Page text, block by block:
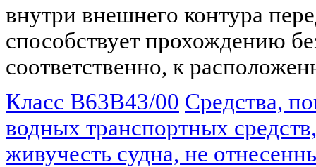
внутри внешнего контура
способствует прохождению
соответственно, к
Класс B63B43/00 Средства,
водных транспортных
живучесть судна, не